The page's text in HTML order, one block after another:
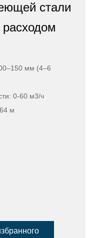
стали
мм (4–6
0-60 м3/ч
м